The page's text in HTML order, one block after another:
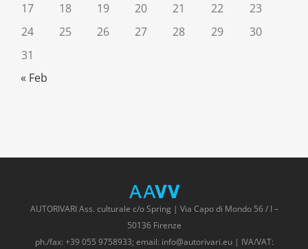
17
18 19 20 21 22
23
24
25 26 27 28 29
30
31
« Feb
AUTORIVARI Ass. culturale c/o Spring | Via Capo di Mondo 56 / I –
50136 Firenze
ph./fax: +39 055 9758933; email: info@autorivari.eu | IVA/VAT: